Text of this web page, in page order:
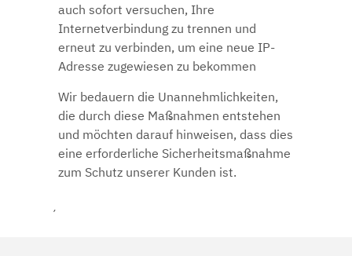
auch sofort versuchen, Ihre
Internetverbindung zu trennen und
erneut zu verbinden, um eine neue IP-
Adresse zugewiesen zu bekommen
Wir bedauern die Unannehmlichkeiten,
die durch diese Maßnahmen entstehen
und möchten darauf hinweisen, dass dies
eine erforderliche Sicherheitsmaßnahme
zum Schutz unserer Kunden ist.
´